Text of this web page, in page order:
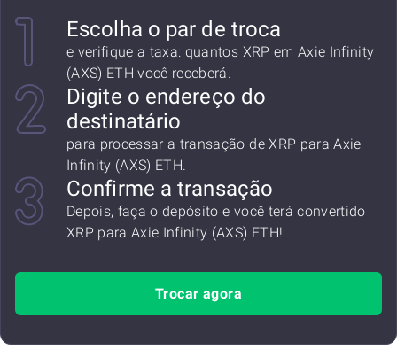
Escolha o par de troca
e verifique a taxa: quantos XRP em Axie Infinity
(AXS) ETH você receberá.
Digite o endereço do
destinatário
para processar a transação de XRP para Axie
Infinity (AXS) ETH.
Confirme a transação
Depois, faça o depósito e você terá convertido
XRP para Axie Infinity (AXS) ETH!
Trocar agora